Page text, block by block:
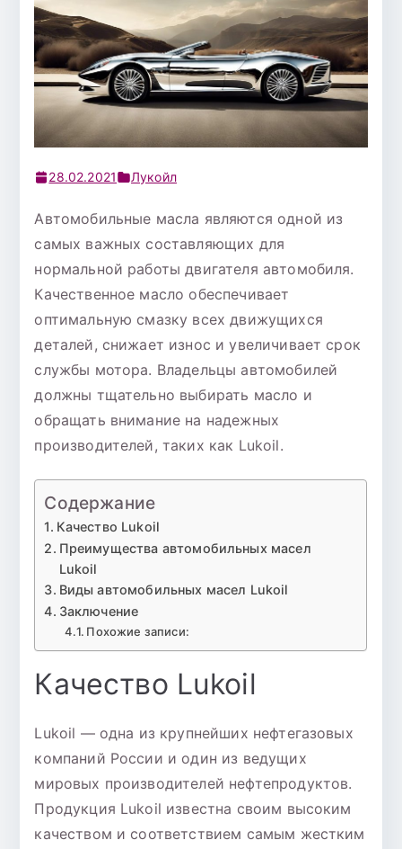
28.02.2021 Лукойл
Автомобильные масла являются одной из
самых важных составляющих для
нормальной работы двигателя автомобиля.
Качественное масло обеспечивает
оптимальную смазку всех движущихся
деталей, снижает износ и увеличивает срок
службы мотора. Владельцы автомобилей
должны тщательно выбирать масло и
обращать внимание на надежных
производителей, таких как Lukoil.
Содержание
Качество Lukoil
Преимущества автомобильных масел
Lukoil
Виды автомобильных масел Lukoil
Заключение
Похожие записи:
Качество Lukoil
Lukoil — одна из крупнейших нефтегазовых
компаний России и один из ведущих
мировых производителей нефтепродуктов.
Продукция Lukoil известна своим высоким
качеством и соответствием самым жестким